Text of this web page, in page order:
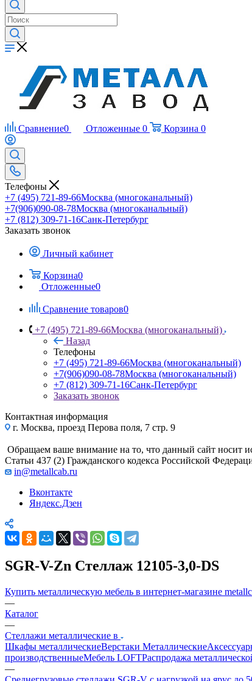
Сравнение0 Отложенные 0 Корзина 0
Телефоны
+7 (495) 721-89-66Москва (многоканальный)
+7(906)090-08-78Москва (многоканальный)
+7 (812) 309-71-16Санк-Петербург
Заказать звонок
Личный кабинет
Корзина0
Отложенные0
Сравнение товаров0
+7 (495) 721-89-66Москва (многоканальный)
Назад
Телефоны
+7 (495) 721-89-66Москва (многоканальный)
+7(906)090-08-78Москва (многоканальный)
+7 (812) 309-71-16Санк-Петербург
Заказать звонок
Контактная информация
г. Москва, проезд Перова поля, 7 стр. 9
Обращаем ваше внимание на то, что данный сайт носит
Статьи 437 (2) Гражданского кодекса Российской
in@metallcab.ru
Вконтакте
Яндекс.Дзен
SGR-V-Zn Стеллаж 12105-3,0-DS
Купить металлическую мебель в интернет-магазине
—
Каталог
—
Стеллажи металлические в
Шкафы металлическиеВерстаки Металлические
производственныеМебель LOFTРаспродажа
—